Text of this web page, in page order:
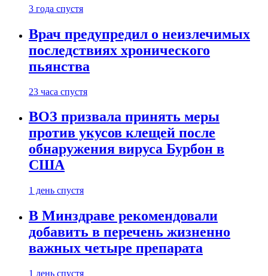
3 года спустя
Врач предупредил о неизлечимых
последствиях хронического
пьянства
23 часа спустя
ВОЗ призвала принять меры
против укусов клещей после
обнаружения вируса Бурбон в
США
1 день спустя
В Минздраве рекомендовали
добавить в перечень жизненно
важных четыре препарата
1 день спустя